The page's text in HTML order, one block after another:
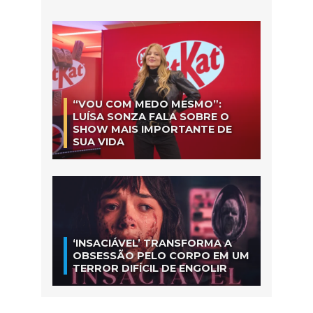
“VOU COM MEDO MESMO”:
LUÍSA SONZA FALA SOBRE O
SHOW MAIS IMPORTANTE DE
SUA VIDA
‘INSACIÁVEL’ TRANSFORMA A
OBSESSÃO PELO CORPO EM UM
TERROR DIFÍCIL DE ENGOLIR